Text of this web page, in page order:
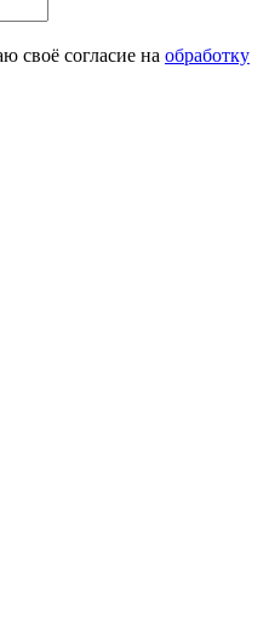
своё согласие на обработку